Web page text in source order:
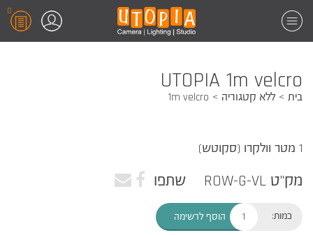
0
UTOPIA 1m velcro
בית ללא קטגוריה 1m velcro
1 מטר וולקרו (סקוטש)
מק"ט ROW-G-VL שתפו
כמות: הוסף לרשימה